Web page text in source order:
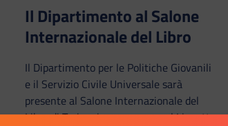
Il Dipartimento al Salone
Internazionale del Libro
Il Dipartimento per le Politiche Giovanili
e il Servizio Civile Universale sarà
presente al Salone Internazionale del
Libro di Torino, in programma al Lingotto